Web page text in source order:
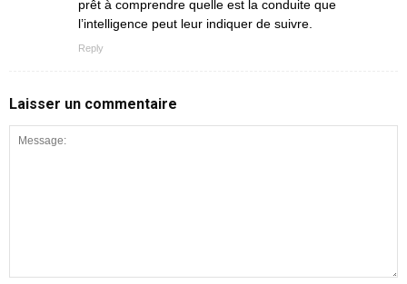
prêt à comprendre quelle est la conduite que
l’intelligence peut leur indiquer de suivre.
Reply
Laisser un commentaire